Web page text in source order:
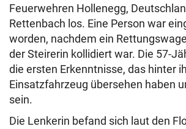
Feuerwehren Hollenegg,
Rettenbach los. Eine Person war
worden, nachdem ein
der Steirerin kollidiert war. Die 57-
die ersten Erkenntnisse, das hinter
Einsatzfahrzeug übersehen haben
sein.
Die Lenkerin befand sich laut den